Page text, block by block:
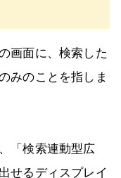
画面に、検索した
みのことを指しま
「検索連動型広
せるディスプレイ